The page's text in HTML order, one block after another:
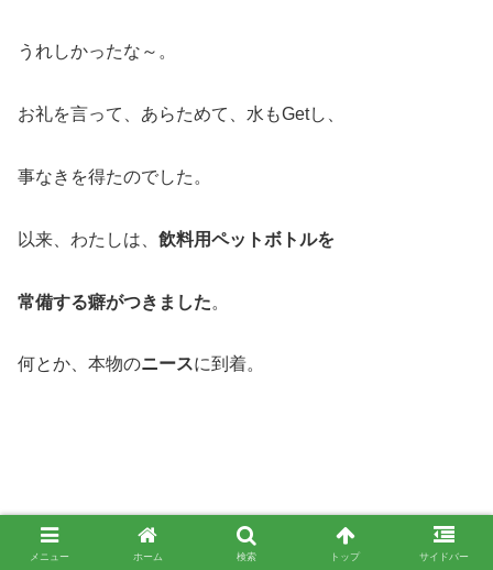
うれしかったな～。
お礼を言って、あらためて、水もGetし、
事なきを得たのでした。
以来、わたしは、 飲料用ペットボトルを
常備する癖がつきました。
何とか、本物のニースに到着。
メニュー ホーム 検索 トップ サイドバー